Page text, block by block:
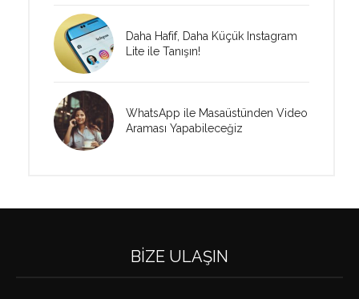
Daha Hafif, Daha Küçük Instagram
Lite ile Tanışın!
WhatsApp ile Masaüstünden Video
Araması Yapabileceğiz
BIZE ULAŞIN